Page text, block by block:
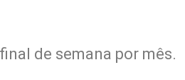
de semana por mês.